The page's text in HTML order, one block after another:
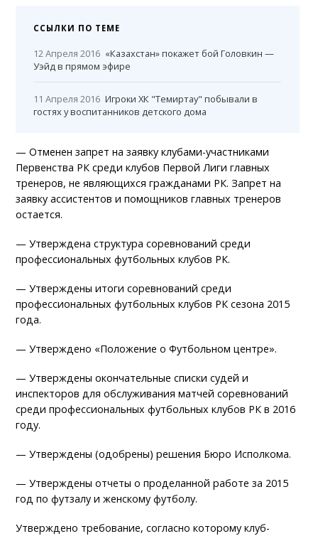
ССЫЛКИ ПО ТЕМЕ
12 Апреля 2016 «Казахстан» покажет бой Головкин —
Уэйд в прямом эфире
11 Апреля 2016 Игроки ХК "Темиртау" побывали в
гостях у воспитанников детского дома
— Отменен запрет на заявку клубами-участниками
Первенства РК среди клубов Первой Лиги главных
тренеров, не являющихся гражданами РК. Запрет на
заявку ассистентов и помощников главных тренеров
остается.
— Утверждена структура соревнований среди
профессиональных футбольных клубов РК.
— Утверждены итоги соревнований среди
профессиональных футбольных клубов РК сезона 2015
года.
— Утверждено «Положение о Футбольном центре».
— Утверждены окончательные списки судей и
инспекторов для обслуживания матчей соревнований
среди профессиональных футбольных клубов РК в 2016
году.
— Утверждены (одобрены) решения Бюро Исполкома.
— Утверждены отчеты о проделанной работе за 2015
год по футзалу и женскому футболу.
Утверждено требование, согласно которому клуб-